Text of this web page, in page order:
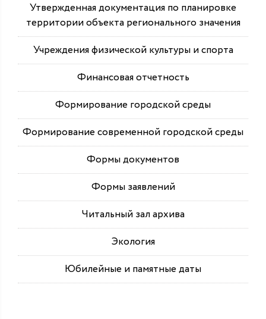
Утвержденная документация по планировке
территории объекта регионального значения
Учреждения физической культуры и спорта
Финансовая отчетность
Формирование городской среды
Формирование современной городской среды
Формы документов
Формы заявлений
Читальный зал архива
Экология
Юбилейные и памятные даты